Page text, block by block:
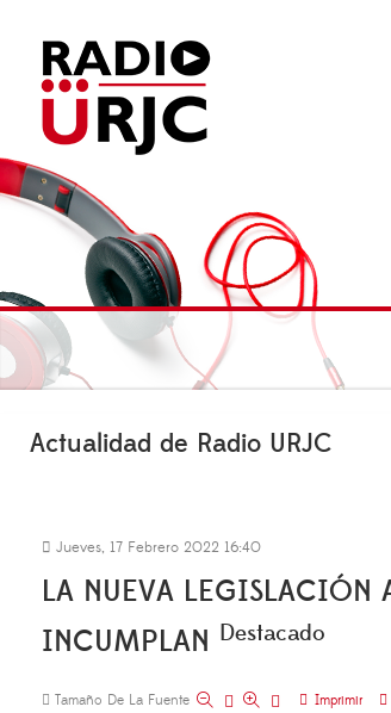
Actualidad de Radio URJC
Jueves, 17 Febrero 2022 16:40
LA NUEVA LEGISLACIÓN
INCUMPLAN Destacado
Tamaño De La Fuente Imprimir